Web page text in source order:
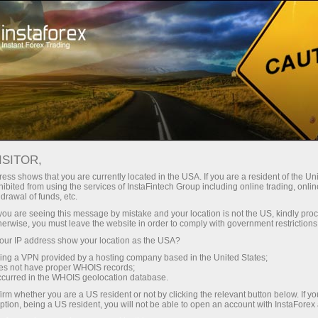
З InstaForex ви отримуєте доступ
можливостей: кредитне плече до
1:5000, одні з найкращих
спредів та комісій на ринку, а
також привабливі умови для
торгівлі акціями та індексами
Мінімальні спреди - максимум
Бонус 30% на кожен депозит
Швидкість
у трейдингу і на трасі
shows that you are currently located in the USA. If you are a resident of the
from using the services of InstaFintech Group including online trading,
of funds, etc.
are seeing this message by mistake and your location is not the US, kindly
you must leave the website in order to comply with government
IP address show your location as the USA?
a VPN provided by a hosting company based in the United States;
not have proper WHOIS records;
in the WHOIS geolocation database.
whether you are a US resident or not by clicking the relevant button below. If
being a US resident, you will not be able to open an account with InstaForex